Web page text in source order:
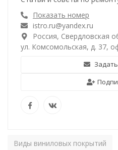
Показать номер
istro.ru@yandex.ru
Россия, Свердловская
ул. Комсомольская, д. 37,
Виды виниловых покрытий